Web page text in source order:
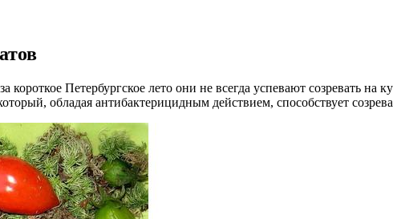
Петербургское лето они не всегда успевают созревать на
обладая антибактерицидным действием, способствует